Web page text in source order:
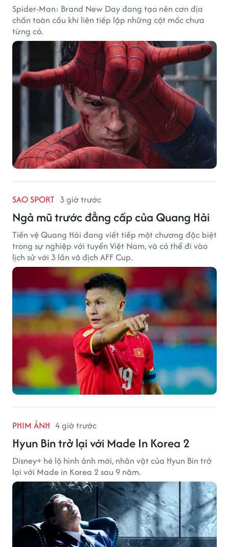
Spider-Man: Brand New Day đang tạo nên cơn địa
chấn toàn cầu khi liên tiếp lập những cột mốc chưa
từng có.
SAO SPORT 3 giờ trước
Ngả mũ trước đẳng cấp của Quang Hải
Tiền vệ Quang Hải đang viết tiếp một chương đặc biệt
trong sự nghiệp với tuyển Việt Nam, và có thể đi vào
lịch sử với 3 lần vô địch AFF Cup.
PHIM ẢNH 4 giờ trước
Hyun Bin trở lại với Made In Korea 2
Disney+ hé lộ hình ảnh mới, nhân vật của Hyun Bin trở
lại với Made in Korea 2 sau 9 năm.